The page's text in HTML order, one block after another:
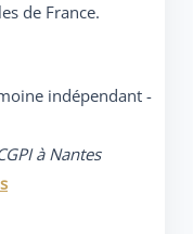
de France.
à Nantes